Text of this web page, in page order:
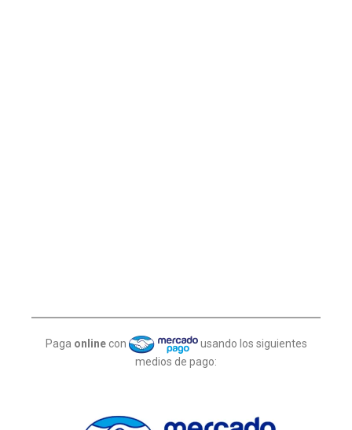
Paga online con
usando los siguientes
medios de pago: